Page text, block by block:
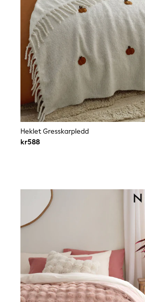
Nighties
Pyjamas
Robes
Sleepsuits
Socks & Tights
Blanket Hoodies
All Bags & Accessories
New In
Bags
Hats
Denim Jackets
Raincoats
Waterproof
Shackets
Puffers
Snowsuits
Shop all
Lilo & Stitch
Peppa Pig
All Girls Sportwear
New In
Trainers
Hoodies & Sweatshirts
Leggings, Joggers & Shorts
Heklet Gresskarpledd
kr588